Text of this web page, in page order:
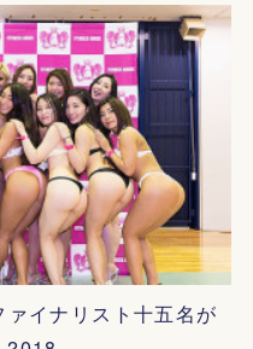
イナリスト十五名が